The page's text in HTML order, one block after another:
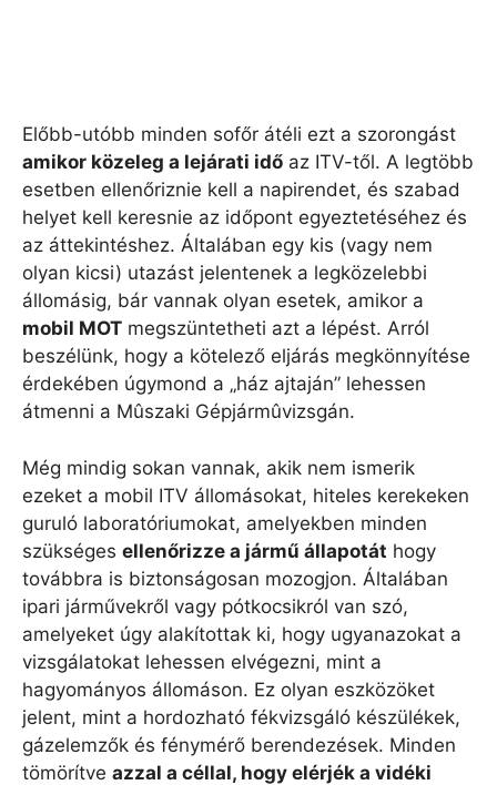
Előbb-utóbb minden sofőr átéli ezt a szorongást
amikor közeleg a lejárati idő az ITV-től. A legtöbb
esetben ellenőriznie kell a napirendet, és szabad
helyet kell keresnie az időpont egyeztetéséhez és
az áttekintéshez. Általában egy kis (vagy nem
olyan kicsi) utazást jelentenek a legközelebbi
állomásig, bár vannak olyan esetek, amikor a
mobil MOT megszüntetheti azt a lépést. Arról
beszélünk, hogy a kötelező eljárás megkönnyítése
érdekében úgymond a „ház ajtaján” lehessen
átmenni a Mûszaki Gépjármûvizsgán.
Még mindig sokan vannak, akik nem ismerik
ezeket a mobil ITV állomásokat, hiteles kerekeken
guruló laboratóriumokat, amelyekben minden
szükséges ellenőrizze a jármű állapotát hogy
továbbra is biztonságosan mozogjon. Általában
ipari járművekről vagy pótkocsikról van szó,
amelyeket úgy alakítottak ki, hogy ugyanazokat a
vizsgálatokat lehessen elvégezni, mint a
hagyományos állomáson. Ez olyan eszközöket
jelent, mint a hordozható fékvizsgáló készülékek,
gázelemzők és fénymérő berendezések. Minden
tömörítve azzal a céllal, hogy elérjék a vidéki